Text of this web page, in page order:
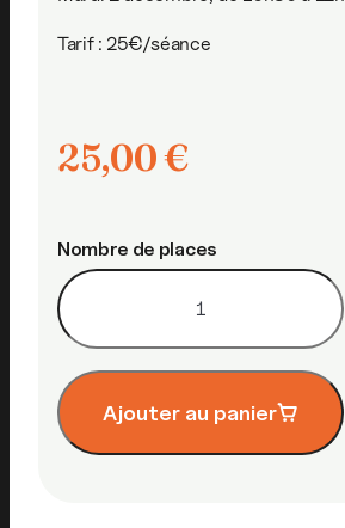
25,00€
Tarif : 25€/séance
Nombre de places
quantité
de
Atelier
de
co-
développement
Ajouter au panier